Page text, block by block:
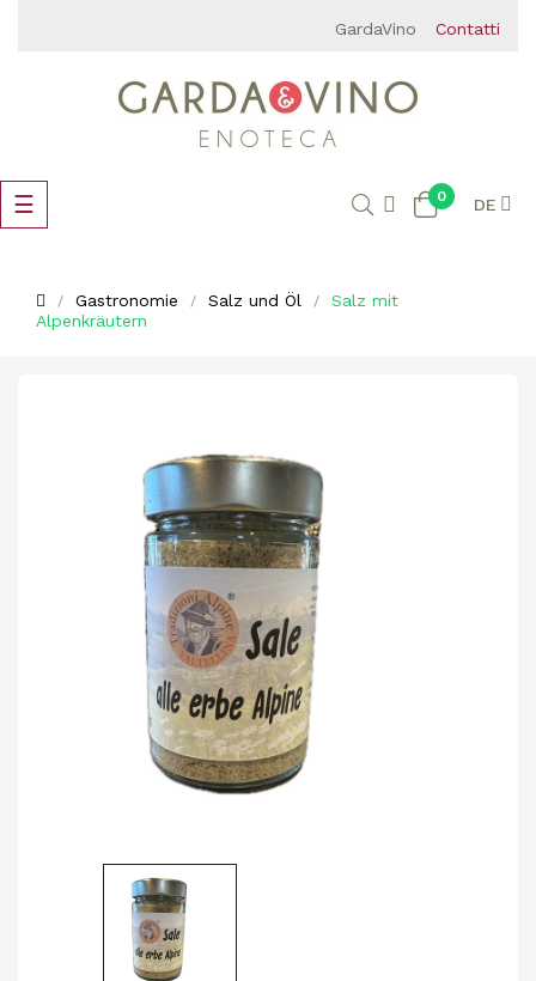
GardaVino Contatti
Umschalten
der
☰ 0 DE
Gastronomie Salz und Öl
Salz mit
Alpenkräutern